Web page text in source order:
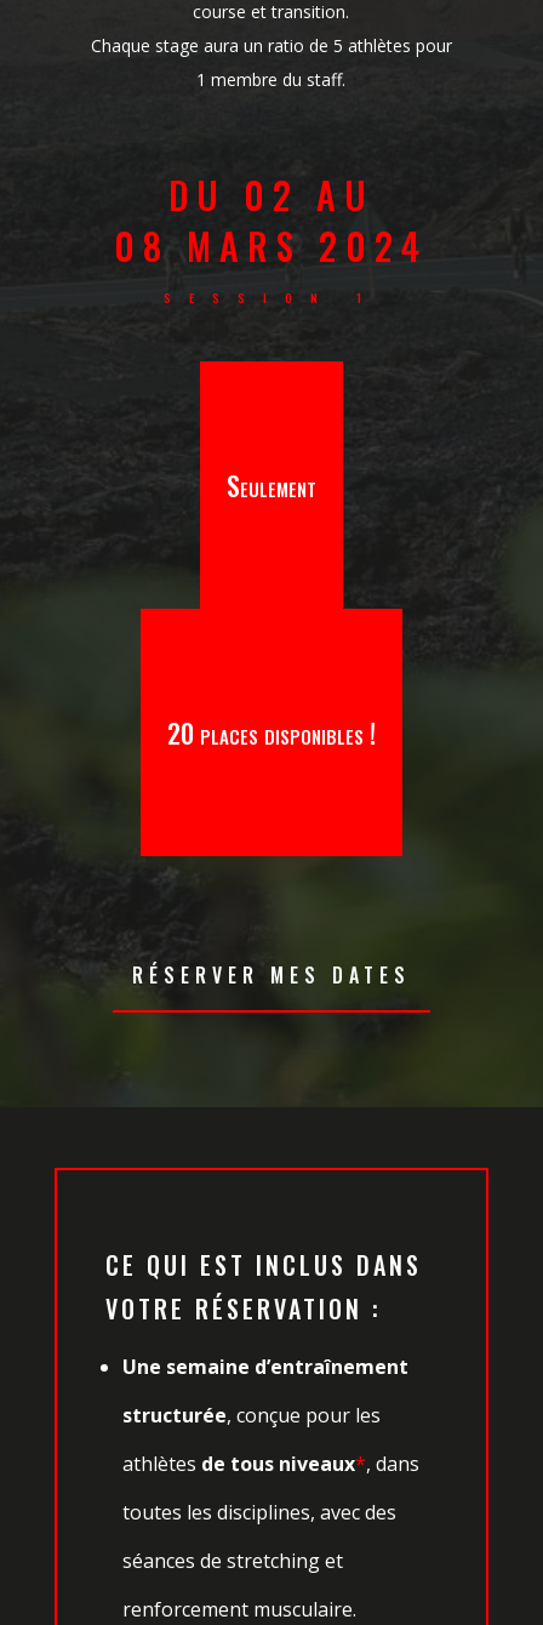
course et transition.
Chaque stage aura un ratio de 5 athlètes pour
1 membre du staff.
DU 02 AU
08 MARS 2024
SESSION 1
Seulement
20 places disponibles !
RÉSERVER MES DATES
CE QUI EST INCLUS DANS
VOTRE RÉSERVATION :
Une semaine d’entraînement
structurée, conçue pour les
athlètes de tous niveaux*, dans
toutes les disciplines, avec des
séances de stretching et
renforcement musculaire.